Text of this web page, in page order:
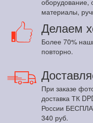
оборудование,
материалы,
Делаем
Более 70%
повторно.
При заказе
доставка ТК
России
340 руб.